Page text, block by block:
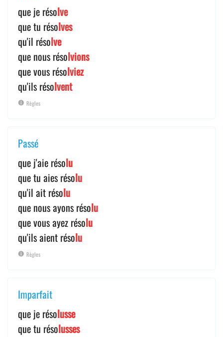
que je résolve
que tu résolves
qu'il résolve
que nous résolvions
que vous résolviez
qu'ils résolvent
Règles
Passé
que j'aie résolu
que tu aies résolu
qu'il ait résolu
que nous ayons résolu
que vous ayez résolu
qu'ils aient résolu
Règles
Imparfait
que je résolusse
que tu résolusses